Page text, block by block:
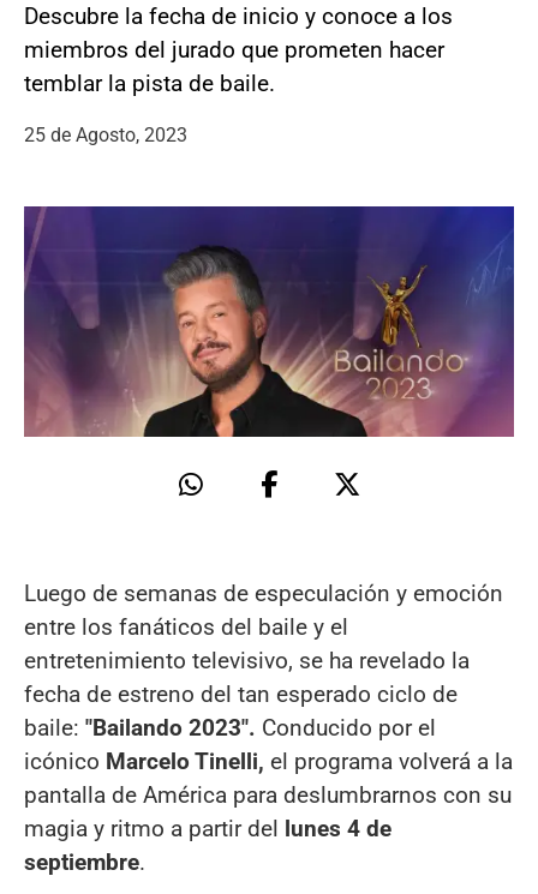
Descubre la fecha de inicio y conoce a los
miembros del jurado que prometen hacer
temblar la pista de baile.
25 de Agosto, 2023
Luego de semanas de especulación y emoción
entre los fanáticos del baile y el
entretenimiento televisivo, se ha revelado la
fecha de estreno del tan esperado ciclo de
baile: "Bailando 2023". Conducido por el
icónico Marcelo Tinelli, el programa volverá a la
pantalla de América para deslumbrarnos con su
magia y ritmo a partir del lunes 4 de
septiembre.